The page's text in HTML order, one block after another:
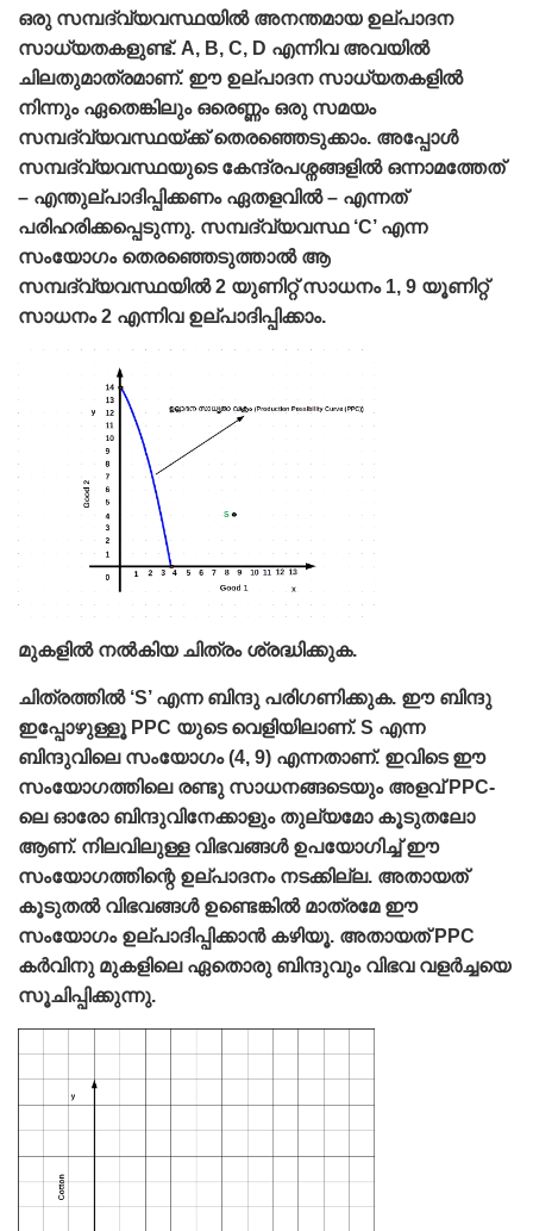
ഒരു സമ്പദ്‌വ്യവസ്ഥയില്‍ അനന്തമായ ഉല്പാദന
സാധ്യതകളുണ്ട്‌. A, B, C, D എന്നിവ അവയില്‍
ചിലതുമാത്രമാണ്‌. ഈ ഉല്പാദന സാധ്യതകളില്‍
നിന്നും ഏതെങ്കിലും ഒരെണ്ണം ഒരു സമയം
സമ്പദ്വ്യവസ്ഥയ്ക്ക്‌ തെരഞ്ഞെടുക്കാം. അപ്പോള്‍
സമ്പദ്‌വ്യവസ്ഥയുടെ കേന്ദ്രപശ്നങ്ങളില്‍ ഒന്നാമത്തേത്‌
– എന്തുല്പാദിപ്പിക്കണം ഏതളവില്‍ – എന്നത്‌
പരിഹരിക്കപ്പെടുന്നു. സമ്പദ്‌വ്യവസ്ഥ ‘C’ എന്ന
സംയോഗം തെരഞ്ഞെടുത്താല്‍ ആ
സമ്പദ്‌വ്യവസ്ഥയില്‍ 2 യുണിറ്റ്‌ സാധനം 1, 9 യൂണിറ്റ്‌
സാധനം 2 എന്നിവ ഉല്പാദിപ്പിക്കാം.
മുകളിൽ നൽകിയ ചിത്രം ശ്രദ്ധിക്കുക.
ചിത്രത്തില്‍ ‘S’ എന്ന ബിന്ദു പരിഗണിക്കുക. ഈ ബിന്ദു
ഇപ്പോഴുള്ളൂ PPC യുടെ വെളിയിലാണ്‌. S എന്ന
ബിന്ദുവിലെ സംയോഗം (4, 9) എന്നതാണ്‌. ഇവിടെ ഈ
സംയോഗത്തിലെ രണ്ടു സാധനങ്ങടെയും അളവ്‌ PPC-
ലെ ഓരോ ബിന്ദുവിനേക്കാളും തുല്യമോ കൂടുതലോ
ആണ്‌. നിലവിലുള്ള വിഭവങ്ങള്‍ ഉപയോഗിച്ച്‌ ഈ
സംയോഗത്തിന്റെ ഉല്പാദനം നടക്കില്ല. അതായത്‌
കൂടുതല്‍ വിഭവങ്ങള്‍ ഉണ്ടെങ്കില്‍ മാത്രമേ ഈ
സംയോഗം ഉല്പാദിപ്പിക്കാന്‍ കഴിയൂ. അതായത്‌ PPC
കര്‍വിനു മുകളിലെ ഏതൊരു ബിന്ദുവും വിഭവ വളര്‍ച്ചയെ
സൂചിപ്പിക്കുന്നു.